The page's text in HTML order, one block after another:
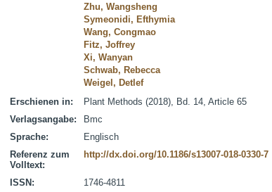
Zhu, Wangsheng
Symeonidi, Efthymia
Wang, Congmao
Fitz, Joffrey
Xi, Wanyan
Schwab, Rebecca
Weigel, Detlef
Erschienen in:
Plant Methods (2018), Bd. 14, Article 65
Verlagsangabe:
Bmc
Sprache:
Englisch
Referenz zum
Volltext:
http://dx.doi.org/10.1186/s13007-018-0330-7
ISSN:
1746-4811